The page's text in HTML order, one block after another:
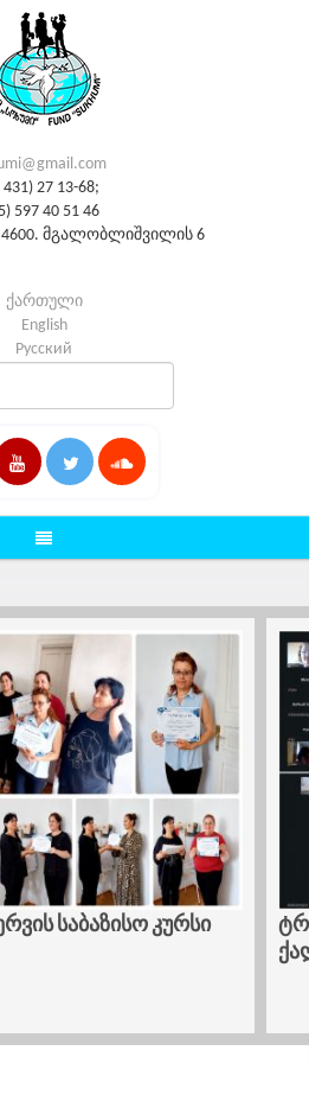
27 13-68;
597 40 51 46
მგალობლიშვილის 6
ქართული
English
Русский
საბაზისო კურსი